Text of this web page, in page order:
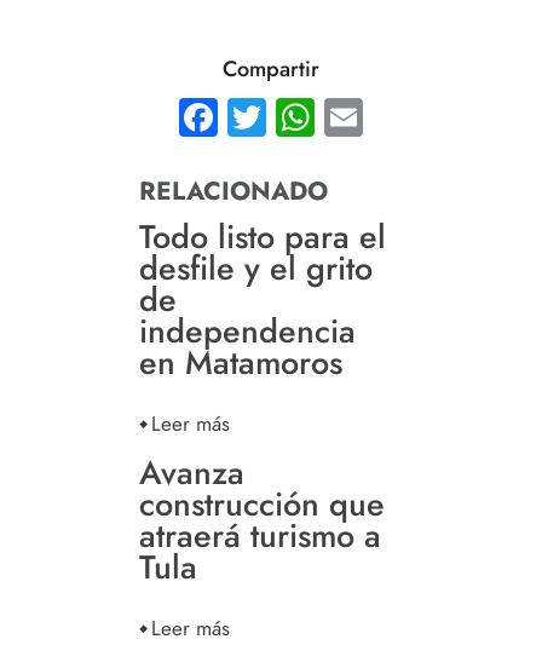
Compartir
Facebook
TwitterWhatsApp
RELACIONADO
Todo listo para el
desfile y el grito
de
independencia
en Matamoros
Leer más
Avanza
construcción que
atraerá turismo a
Tula
Leer más